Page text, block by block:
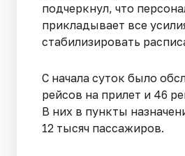
подчеркнул, что
прикладывает все
стабилизировать
С начала суток было
рейсов на прилет и 46
В них в пункты
12 тысяч пассажиров.